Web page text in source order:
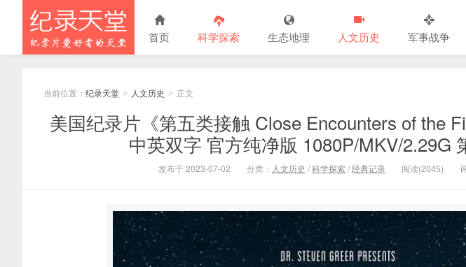
首页 科学探索 生态地理 人文历史 军事战争
当前位置： 纪录天堂 > 人文历史 > 正文
美国纪录片《第五类接触 Close Encounters of the
中英双字 官方纯净版 1080P/MKV/2.29G
发布于 2023-07-02 分类： 人文历史 /科学探索/经典记录 阅读(2045)